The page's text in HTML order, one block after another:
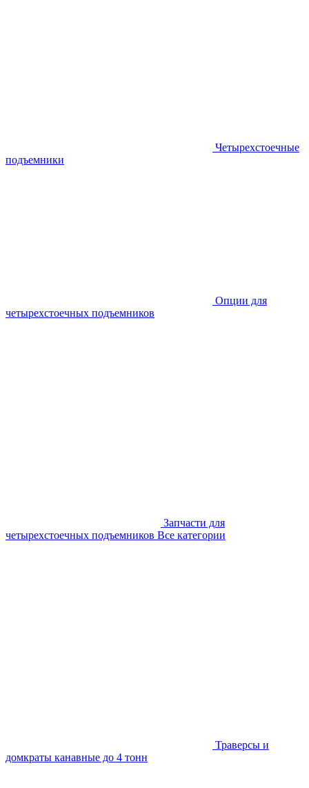
Четырехстоечные
подъемники
Опции для
четырехстоечных подъемников
Запчасти для
четырехстоечных подъемников Все категории
Траверсы и
домкраты канавные до 4 тонн